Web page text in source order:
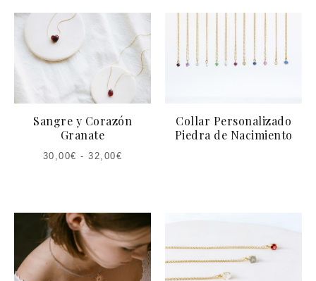
Sangre y Corazón
Granate
30,00€ -32,00€
Collar Personalizado
Piedra de Nacimiento